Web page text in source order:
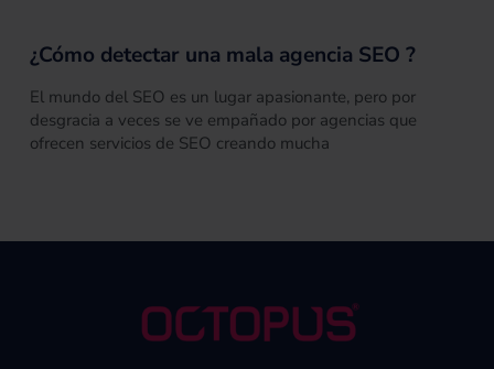
¿Cómo detectar una mala agencia SEO ?
El mundo del SEO es un lugar apasionante, pero por
desgracia a veces se ve empañado por agencias que
ofrecen servicios de SEO creando mucha